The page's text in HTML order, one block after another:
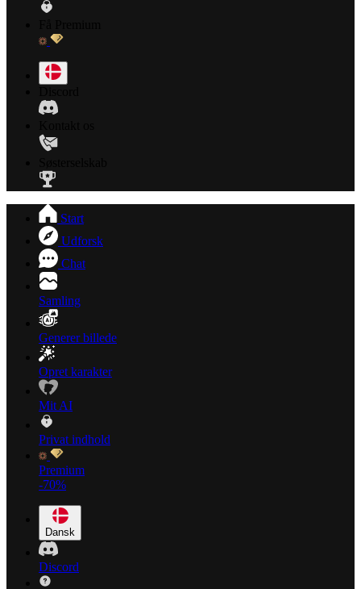
Start
Udforsk
Chat
Samling
Generer billede
Opret karakter
Mit AI
Privat indhold
Premium
-70%
Dansk
Discord